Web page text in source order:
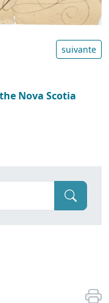
suivante
Nova Scotia